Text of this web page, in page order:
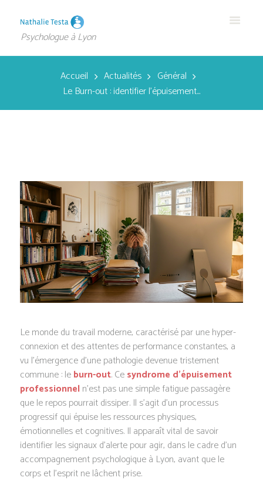
Psychologue à Lyon
Accueil Actualités
Général
Le Burn-out : identifier l’épuisement...
Le monde du travail moderne, caractérisé par une hyper-
connexion et des attentes de performance constantes, a
vu l’émergence d’une pathologie devenue tristement
commune : leburn-out. Cesyndrome d’épuisement
professionnel n’est pas une simple fatigue passagère
que le repos pourrait dissiper. Il s’agit d’un processus
progressif qui épuise les ressources physiques,
émotionnelles et cognitives. Il apparaît vital de savoir
identifier les signaux d’alerte pour agir, dans le cadre d’un
accompagnement psychologique à Lyon, avant que le
corps et l’esprit ne lâchent prise.